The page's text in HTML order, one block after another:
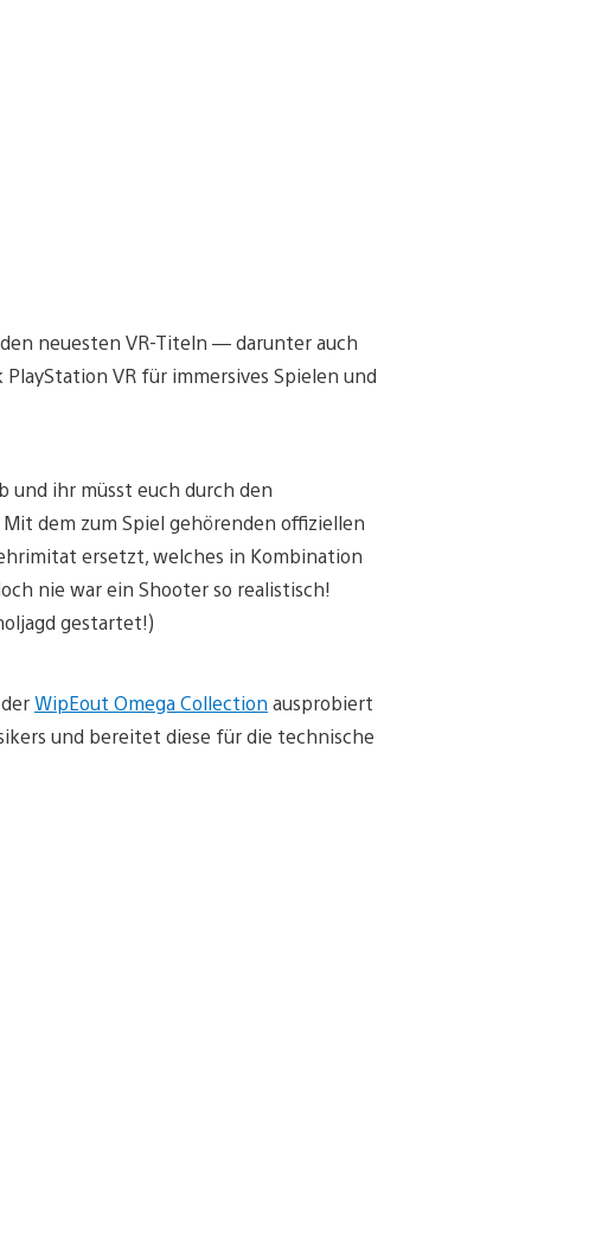
neuesten VR-Titeln — darunter auch
VR für immersives Spielen und
ihr müsst euch durch den
dem zum Spiel gehörenden offiziellen
ersetzt, welches in Kombination
nie war ein Shooter so realistisch!
gestartet!)
WipEout Omega Collection ausprobiert
und bereitet diese für die technische